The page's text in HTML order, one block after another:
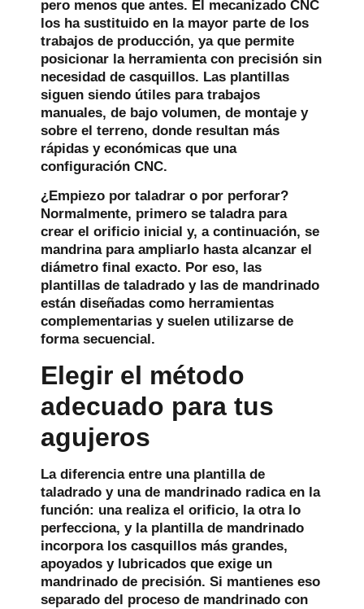
pero menos que antes. El mecanizado CNC
los ha sustituido en la mayor parte de los
trabajos de producción, ya que permite
posicionar la herramienta con precisión sin
necesidad de casquillos. Las plantillas
siguen siendo útiles para trabajos
manuales, de bajo volumen, de montaje y
sobre el terreno, donde resultan más
rápidas y económicas que una
configuración CNC.
¿Empiezo por taladrar o por perforar?
Normalmente, primero se taladra para
crear el orificio inicial y, a continuación, se
mandrina para ampliarlo hasta alcanzar el
diámetro final exacto. Por eso, las
plantillas de taladrado y las de mandrinado
están diseñadas como herramientas
complementarias y suelen utilizarse de
forma secuencial.
Elegir el método
adecuado para tus
agujeros
La diferencia entre una plantilla de
taladrado y una de mandrinado radica en la
función: una realiza el orificio, la otra lo
perfecciona, y la plantilla de mandrinado
incorpora los casquillos más grandes,
apoyados y lubricados que exige un
mandrinado de precisión. Si mantienes eso
separado del proceso de mandrinado con